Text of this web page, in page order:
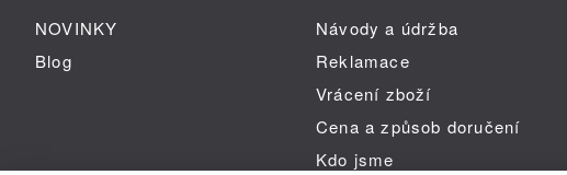
NOVINKY
Blog
Návody a údržba
Reklamace
Vrácení zboží
Cena a způsob doručení
Kdo jsme